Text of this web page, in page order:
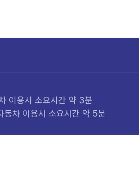
이용시 소요시간 약 3분
차 이용시 소요시간 약 5분